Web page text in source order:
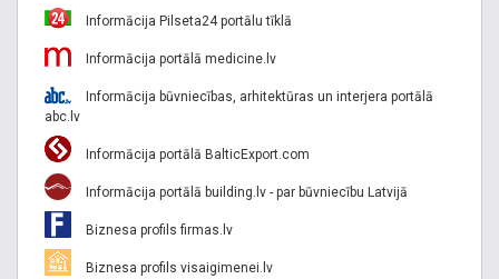
Informācija Pilseta24 portālu tīklā
Informācija portālā medicine.lv
Informācija būvniecības, arhitektūras un interjera portālā
abc.lv
Informācija portālā BalticExport.com
Informācija portālā building.lv - par būvniecību Latvijā
Biznesa profils firmas.lv
Biznesa profils visaigimenei.lv